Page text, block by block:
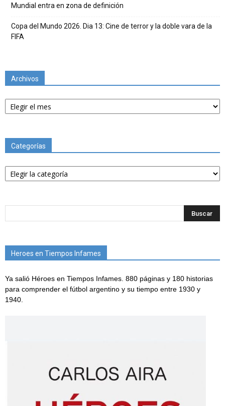
Mundial entra en zona de definición
Copa del Mundo 2026. Dia 13: Cine de terror y la doble vara de la
FIFA
Archivos
Archivos
Categorías
Categorías
Heroes en Tiempos Infames
Ya salió Héroes en Tiempos Infames. 880 páginas y 180 historias
para comprender el fútbol argentino y su tiempo entre 1930 y
1940.